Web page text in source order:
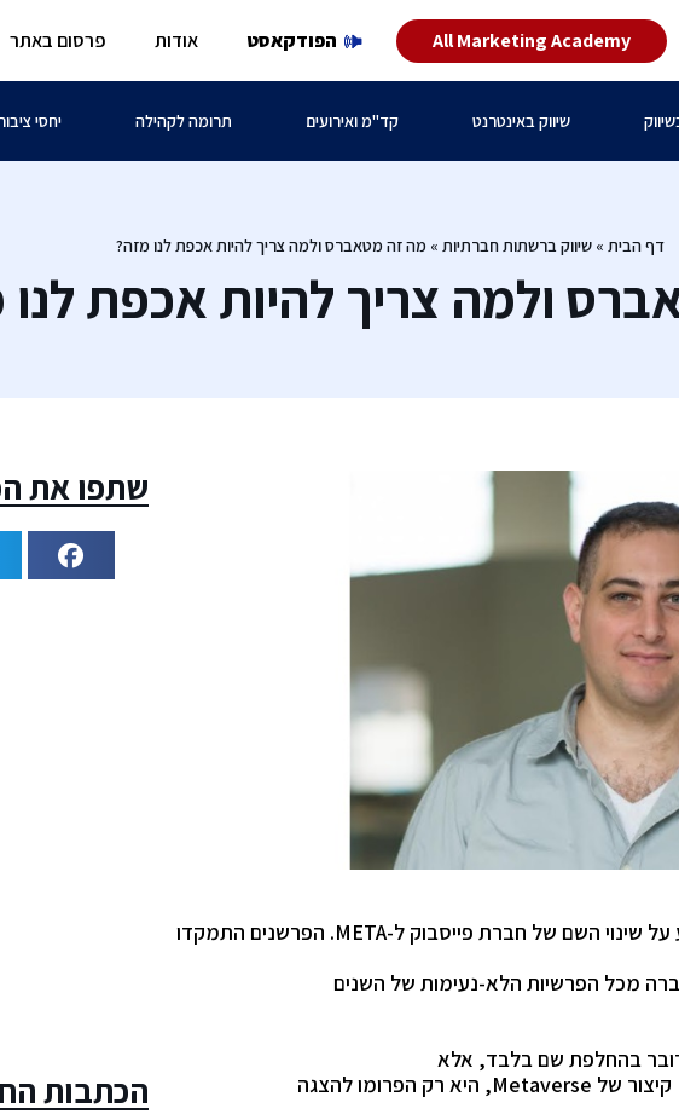
All Marketing Academy הפודקאסט אודות פרסום באתר
שיווק באינטרנט קד"מ ואירועים תרומה לקהילה יחסי ציבור
דף הבית » שיווק ברשתות חברתיות » מה זה מטאברס ולמה צריך להיות אכפת לנו מזה?
ולמה צריך להיות אכפת
שינוי השם של חברת פייסבוק ל-META. הפרשנים התמקדו
מכל הפרשיות הלא-נעימות של השנים
בהחלפת שם בלבד, אלא
קיצור של Metaverse, היא רק הפרומו להצגה
שתפו את
הכתבות